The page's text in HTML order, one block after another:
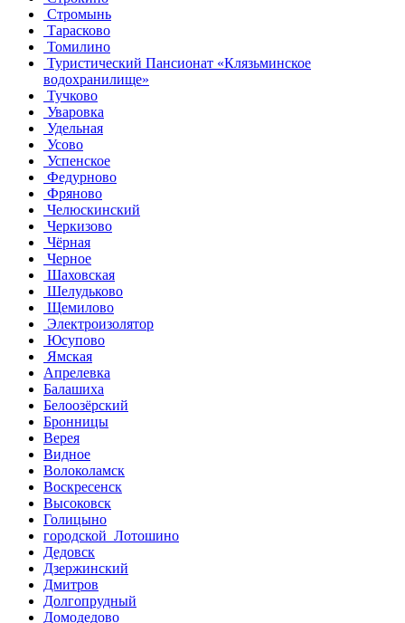
Стромынь
Тарасково
Томилино
Туристический Пансионат «Клязьминское
водохранилище»
Тучково
Уваровка
Удельная
Усово
Успенское
Федурново
Фряново
Челюскинский
Черкизово
Чёрная
Черное
Шаховская
Шелудьково
Щемилово
Электроизолятор
Юсупово
Ямская
Апрелевка
Балашиха
Белоозёрский
Бронницы
Верея
Видное
Волоколамск
Воскресенск
Высоковск
Голицыно
городской Лотошино
Дедовск
Дзержинский
Дмитров
Долгопрудный
Домодедово